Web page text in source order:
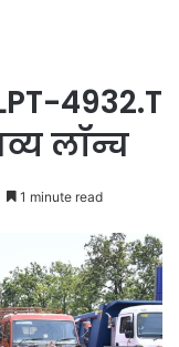
4932.T
लॉन्च
1 minute read